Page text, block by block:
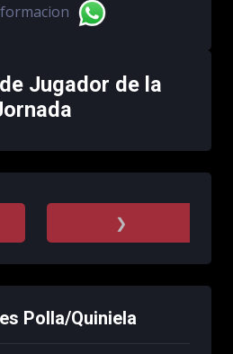
Jugador de la
❯
Polla/Quiniela